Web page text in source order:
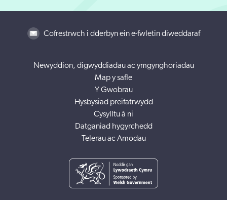
Cofrestrwch i dderbyn ein e-fwletin diweddaraf
Newyddion, digwyddiadau ac ymgynghoriadau
Map y safle
Y Gwobrau
Hysbysiad preifatrwydd
Cysylltu â ni
Datganiad hygyrchedd
Telerau ac Amodau